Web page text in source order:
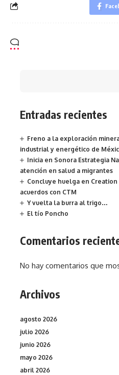
Entradas recientes
Freno a la exploración
industrial y energético de
Inicia en Sonora Estrategia
atención en salud a migrantes
Concluye huelga en
acuerdos con CTM
Y vuelta la burra al trigo…
El tío Poncho
Comentarios
No hay comentarios que
Archivos
agosto 2026
julio 2026
junio 2026
mayo 2026
abril 2026